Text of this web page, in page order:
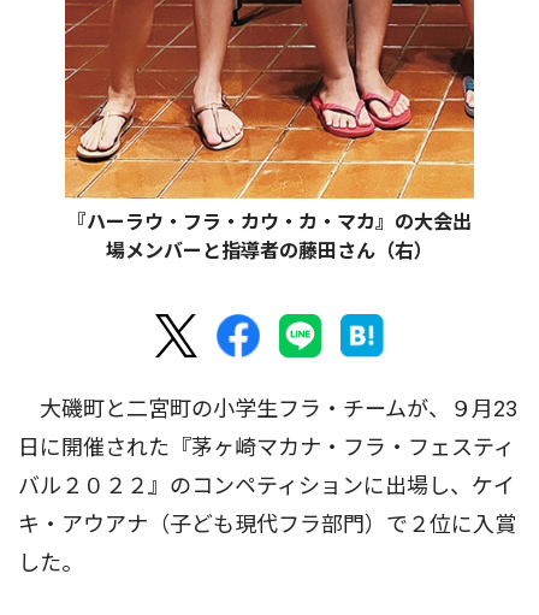
『ハーラウ・フラ・カウ・カ・マカ』の大会出
場メンバーと指導者の藤田さん（右）
大磯町と二宮町の小学生フラ・チームが、９月23
日に開催された『茅ヶ崎マカナ・フラ・フェスティ
バル２０２２』のコンペティションに出場し、ケイ
キ・アウアナ（子ども現代フラ部門）で２位に入賞
した。